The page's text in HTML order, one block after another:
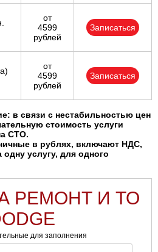
от
4599
рублей
Записаться
от
4599
рублей
Записаться
в связи с нестабильностью цен
стоимость услуги
СТО.
в рублях, включают НДС,
услугу, для одного
РЕМОНТ И ТО
для заполнения